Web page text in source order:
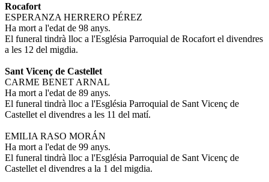
Rocafort
ESPERANZA HERRERO PÉREZ
Ha mort a l'edat de 98 anys.
El funeral tindrà lloc a l'Església Parroquial de Rocafort el divendres
a les 12 del migdia.
Sant Vicenç de Castellet
CARME BENET ARNAL
Ha mort a l'edat de 89 anys.
El funeral tindrà lloc a l'Església Parroquial de Sant Vicenç de
Castellet el divendres a les 11 del matí.
EMILIA RASO MORÁN
Ha mort a l'edat de 99 anys.
El funeral tindrà lloc a l'Església Parroquial de Sant Vicenç de
Castellet el divendres a la 1 del migdia.